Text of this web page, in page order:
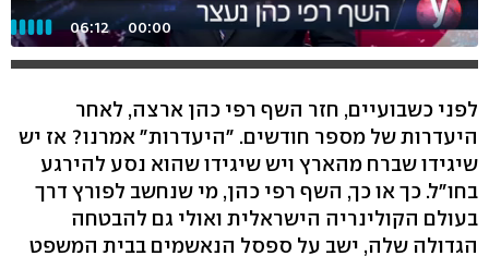
00:00
06:12
לפני כשבועיים, חזר השף רפי כהן ארצה, לאחר
היעדרות של מספר חודשים. ״היעדרות״ אמרנו? אז יש
שיגידו שברח מהארץ ויש שיגידו שהוא נסע להירגע
בחו"ל. כך או כך, השף רפי כהן, מי שנחשב לפורץ דרך
בעולם הקולינריה הישראלית ואולי גם להבטחה
הגדולה שלה, ישב על ספסל הנאשמים בבית המשפט